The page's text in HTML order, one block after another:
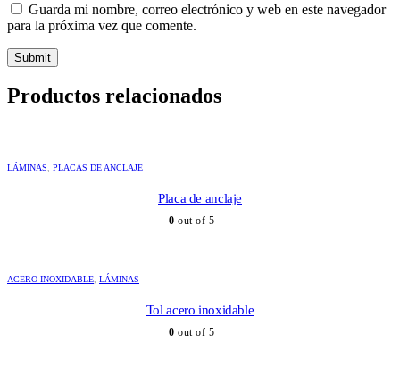
Guarda mi nombre, correo electrónico y web en este navegador
para la próxima vez que comente.
Productos relacionados
LÁMINAS, PLACAS DE ANCLAJE
Placa de anclaje
0 out of 5
ACERO INOXIDABLE, LÁMINAS
Tol acero inoxidable
0 out of 5